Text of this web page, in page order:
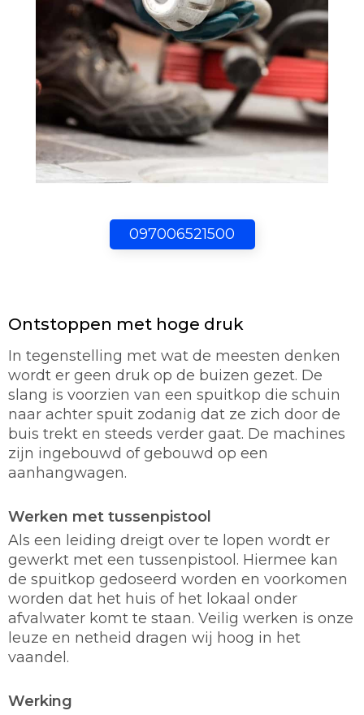
097006521500
Ontstoppen met hoge druk
In tegenstelling met wat de meesten denken
wordt er geen druk op de buizen gezet. De
slang is voorzien van een spuitkop die schuin
naar achter spuit zodanig dat ze zich door de
buis trekt en steeds verder gaat. De machines
zijn ingebouwd of gebouwd op een
aanhangwagen.
Werken met tussenpistool
Als een leiding dreigt over te lopen wordt er
gewerkt met een tussenpistool. Hiermee kan
de spuitkop gedoseerd worden en voorkomen
worden dat het huis of het lokaal onder
afvalwater komt te staan. Veilig werken is onze
leuze en netheid dragen wij hoog in het
vaandel.
Werking